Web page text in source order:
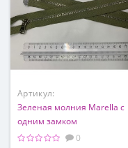
Артикул:
Зеленая молния Marella с
одним замком
0